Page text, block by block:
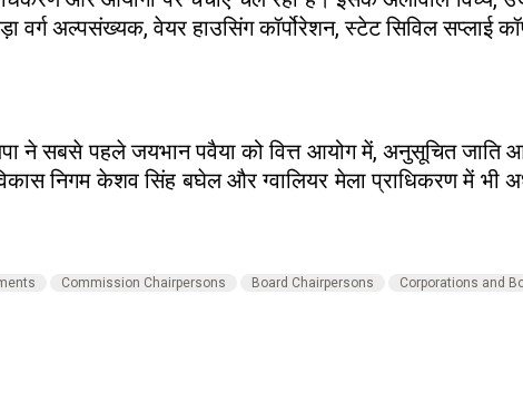
अल्पसंख्यक, वेयर हाउसिंग कॉर्पोरेशन, स्टेट सिविल सप्लाई
ने सबसे पहले जयभान पवैया को वित्त आयोग में, अनुसूचित जाति
निगम केशव सिंह बघेल और ग्वालियर मेला प्राधिकरण में भी
Commission Chairpersons Board Chairpersons Corporations and